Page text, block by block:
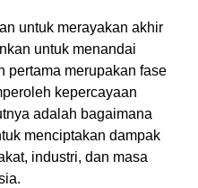
untuk merayakan akhir
untuk menandai
pertama merupakan fase
kepercayaan
adalah bagaimana
menciptakan dampak
industri, dan masa